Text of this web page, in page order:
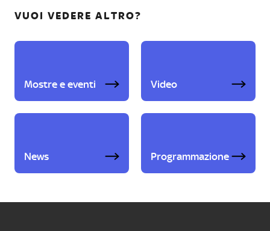
VUOI VEDERE ALTRO?
Mostre e eventi Video
News Programmazione